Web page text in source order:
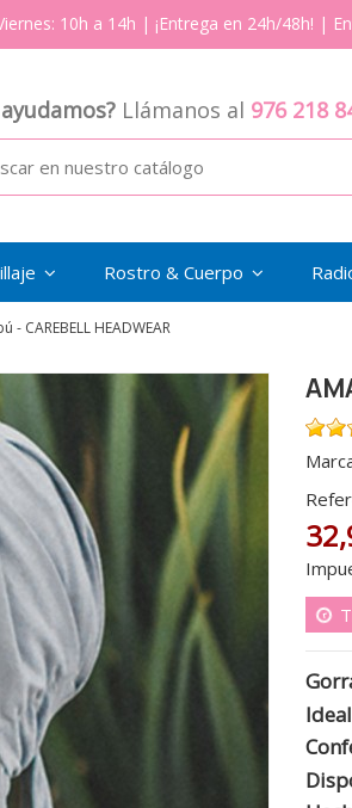
10h a 14h | ¡Entrega en 24h/48h! |
Llámanos al 976 218
Rostro & Cuerpo
CAREBELL HEADWEAR